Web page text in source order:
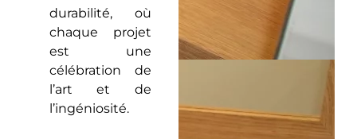
durabilité, où
chaque projet
est une
célébration de
l’art et de
l’ingéniosité.